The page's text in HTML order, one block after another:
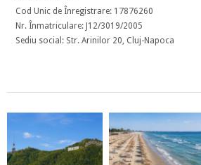
Cod Unic de Înregistrare: 17876260
Nr. Înmatriculare: J12/3019/2005
Sediu social: Str. Arinilor 20, Cluj-Napoca